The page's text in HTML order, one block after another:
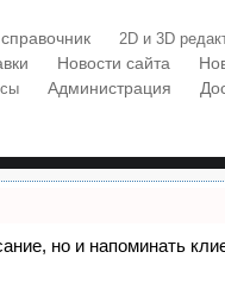
2D и 3D
Новости сайта
Администрация
но и напоминать